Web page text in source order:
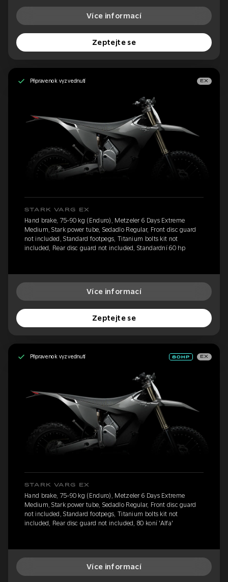
Více informací
Zeptejte se
Připraveno k vyzvednutí EX
STARK VARG EX
Hand brake, 75-90 kg (Enduro), Metzeler 6 Days Extreme
Medium, Stark power tube, Sedadlo Regular, Front disc guard
not included, Standard footpegs, Titanium bolts kit not
included, Rear disc guard not included, Standardní 60 hp
Více informací
Zeptejte se
Připraveno k vyzvednutí EX
STARK VARG EX
Hand brake, 75-90 kg (Enduro), Metzeler 6 Days Extreme
Medium, Stark power tube, Sedadlo Regular, Front disc guard
not included, Standard footpegs, Titanium bolts kit not
included, Rear disc guard not included, 80 koní 'Alfa'
Více informací